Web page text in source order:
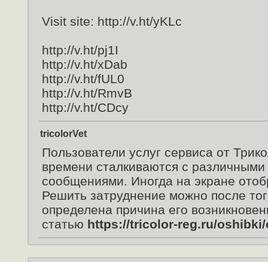
Visit site: http://v.ht/yKLc
http://v.ht/pj1I
http://v.ht/xDab
http://v.ht/fUL0
http://v.ht/RmvB
http://v.ht/CDcy
tricolorVet
Пользователи услуг сервиса от
времени сталкиваются с
сообщениями. Иногда на экране
Решить затруднение можно после
определена причина его
статью https://tricolor-reg.ru/